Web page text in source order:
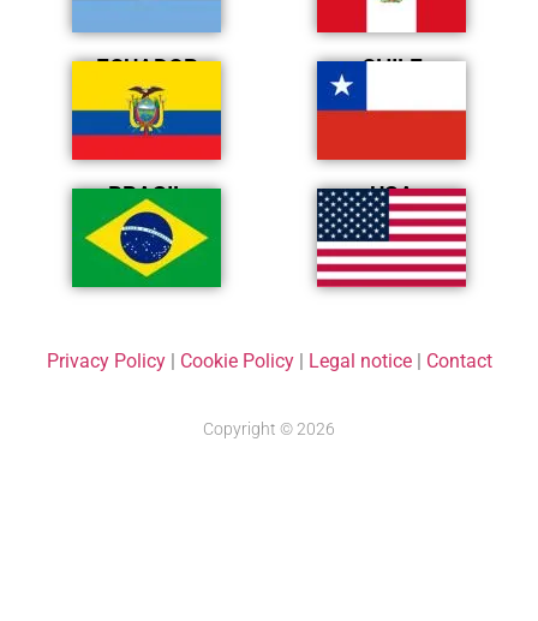
ECUADOR CHILE
BRASIL USA
Privacy Policy| Cookie Policy| Legal notice| Contact
Copyright © 2026